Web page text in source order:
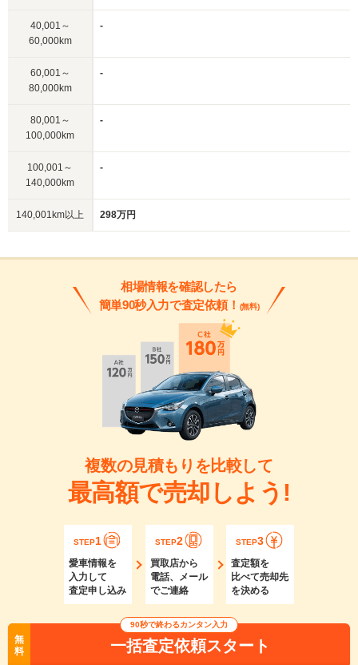
40,001～
60,000km
-
60,001～
80,000km
-
80,001～
100,000km
-
100,001～
140,000km
-
140,001km以上 298万円
相場情報を確認したら
簡単90秒入力で査定依頼！ (無料)
複数の見積もりを比較して
最高額で売却しよう!
STEP1
愛車情報を
入力して
査定申し込み
STEP2
買取店から
電話、メール
でご連絡
STEP3
査定額を
比べて売却先
を決める
無
料
90秒で終わるカンタン入力
一括査定依頼スタート